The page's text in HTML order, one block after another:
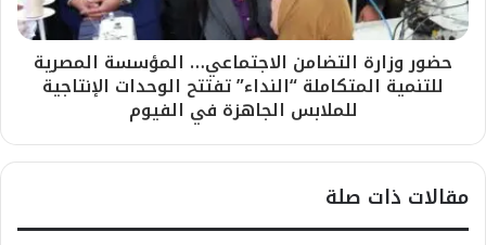
حضور وزارة التضامن الاجتماعي… المؤسسة المصرية
للتنمية المتكاملة “النداء” تفتتح الوحدات الإنتاجية
للملابس الجاهزة في الفيوم
مقالات ذات صلة